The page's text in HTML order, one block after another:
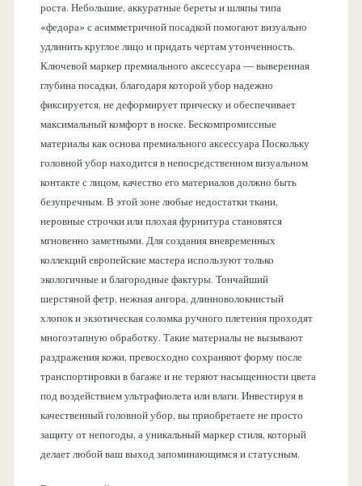
роста. Небольшие, аккуратные береты и шляпы типа
«федора» с асимметричной посадкой помогают визуально
удлинить круглое лицо и придать чертам утонченность.
Ключевой маркер премиального аксессуара — выверенная
глубина посадки, благодаря которой убор надежно
фиксируется, не деформирует прическу и обеспечивает
максимальный комфорт в носке. Бескомпромиссные
материалы как основа премиального аксессуара Поскольку
головной убор находится в непосредственном визуальном
контакте с лицом, качество его материалов должно быть
безупречным. В этой зоне любые недостатки ткани,
неровные строчки или плохая фурнитура становятся
мгновенно заметными. Для создания вневременных
коллекций европейские мастера используют только
экологичные и благородные фактуры. Тончайший
шерстяной фетр, нежная ангора, длинноволокнистый
хлопок и экзотическая соломка ручного плетения проходят
многоэтапную обработку. Такие материалы не вызывают
раздражения кожи, превосходно сохраняют форму после
транспортировки в багаже и не теряют насыщенности цвета
под воздействием ультрафиолета или влаги. Инвестируя в
качественный головной убор, вы приобретаете не просто
защиту от непогоды, а уникальный маркер стиля, который
делает любой ваш выход запоминающимся и статусным.